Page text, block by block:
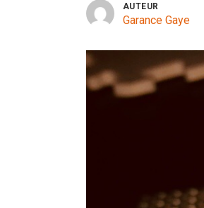
AUTEUR
Garance Gaye